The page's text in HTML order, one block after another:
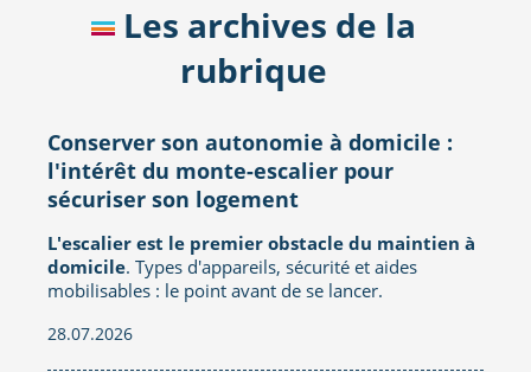
Les archives de la
rubrique
Conserver son autonomie à domicile :
l'intérêt du monte-escalier pour
sécuriser son logement
L'escalier est le premier obstacle du maintien à
domicile. Types d'appareils, sécurité et aides
mobilisables : le point avant de se lancer.
28.07.2026